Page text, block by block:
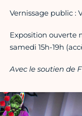
Vernissage public :
Exposition ouverte
samedi 15h-19h
Avec le soutien de